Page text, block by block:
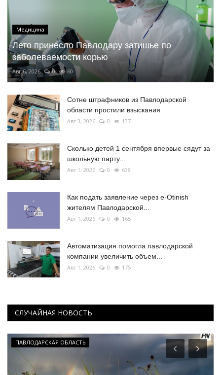
Медицина
Лето принесло Павлодару затишье по
заболеваемости корью
Авг 6, 2026 0 60
Сотне штрафников из Павлодарской
области простили взыскания
Авг 3, 2026 0 137
Сколько детей 1 сентября впервые сядут за
школьную парту...
Авг 1, 2026 0 638
Как подать заявление через e-Otinish
жителям Павлодарской...
Авг 1, 2026 0 165
Автоматизация помогла павлодарской
компании увеличить объем...
Авг 1, 2026 0 175
СЛУЧАЙНАЯ НОВОСТЬ
ПАВЛОДАРСКАЯ ОБЛАСТЬ